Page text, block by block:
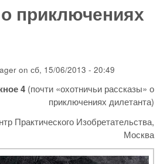
приключениях
on сб, 15/06/2013 - 20:49
4 (почти «охотничьи рассказы» о
приключениях дилетанта)
Практического Изобретательства,
Москва